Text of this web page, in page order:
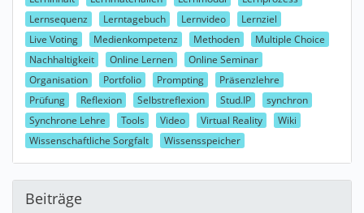
Lernsequenz
Lerntagebuch Lernvideo
Lernziel
Live Voting
Medienkompetenz Methoden
Multiple Choice
Nachhaltigkeit
Online Lernen
Online Seminar
Organisation
Portfolio Prompting
Präsenzlehre
Prüfung
Reflexion Selbstreflexion Stud.IP
synchron
Synchrone Lehre
Tools Video Virtual Reality
Wiki
Wissenschaftliche Sorgfalt
Wissensspeicher
Beiträge